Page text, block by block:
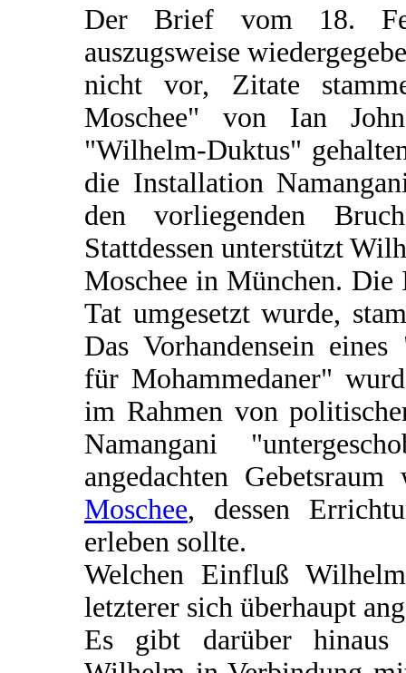
Der Brief vom 18.
auszugsweise
nicht vor, Zitate
Moschee" von Ian
"Wilhelm-Duktus"
die Installation
den vorliegenden
Stattdessen unterstützt
Moschee in München.
Tat umgesetzt wurde,
Das Vorhandensein eines
für Mohammedaner"
im Rahmen von
Namangani
angedachten
Moschee, dessen
erleben sollte.
Welchen Einfluß
letzterer sich überhaupt
Es gibt darüber hinaus